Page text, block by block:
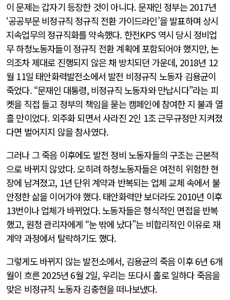
이 문제는 갑자기 등장한 것이 아니다. 문재인 정부는 2017년
‘공공부문 비정규직 정규직 전환 가이드라인’을 발표하며 상시
지속업무의 정규직화를 약속했다. 한전KPS 역시 당시 정비업
무 하청노동자들이 정규직 전환 계획에 포함되어야 했지만, 논
의조차 제대로 진행되지 않은 채 방치되던 가운데, 2018년 12
월 11일 태안화력발전소에서 발전 비정규직 노동자 김용균이
죽었다. “문재인 대통령, 비정규직 노동자와 만납시다”라는 피
켓을 직접 들고 정부의 책임을 묻는 캠페인에 참여한 지 불과 열
흘 만이었다. 외주화 되면서 사라진 2인 1조 근무규정만 지켜졌
다면 벌어지지 않을 참사였다.
그러나 그 죽음 이후에도 발전 정비 노동자들의 구조는 근본적
으로 바뀌지 않았다. 오히려 하청노동자들은 여전히 위험한 현
장에 남겨졌고, 1년 단위 계약과 반복되는 업체 교체 속에서 불
안정한 삶을 이어가야 했다. 태안화력만 보더라도 2010년 이후
13번이나 업체가 바뀌었다. 노동자들은 형식적인 면접을 반복
했고, 원청 관리자에게 “눈 밖에 났다”는 비합리적인 이유로 재
계약 과정에서 탈락하기도 했다.
그렇게도 바뀌지 않는 발전소에서, 김용균의 죽음 이후 6년 6개
월이 흐른 2025년 6월 2일, 우리는 또다시 홀로 일하다 죽음을
맞은 비정규직 노동자 김충현을 떠나보냈다.